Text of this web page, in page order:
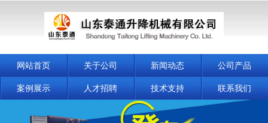
网站首页 关于公司 新闻动态 公司产品
案例展示 人才招聘 技术支持 联系我们